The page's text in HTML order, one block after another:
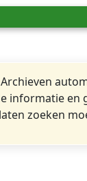
informatie en
zoeken